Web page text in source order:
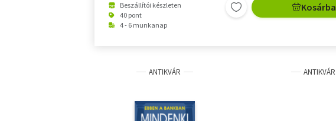
Beszállítói készleten
40 pont
4 - 6 munkanap
Kosárba
ANTIKVÁR ANTIKVÁR